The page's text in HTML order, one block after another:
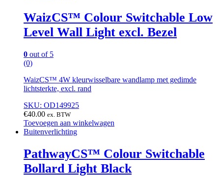
WaizCS™ Colour Switchable Low
Level Wall Light excl. Bezel
0 out of 5
(0)
WaizCS™ 4W kleurwisselbare wandlamp met gedimde
lichtsterkte, excl. rand
SKU: OD149925
€40.00 ex. BTW
Toevoegen aan winkelwagen
Buitenverlichting
PathwayCS™ Colour Switchable
Bollard Light Black